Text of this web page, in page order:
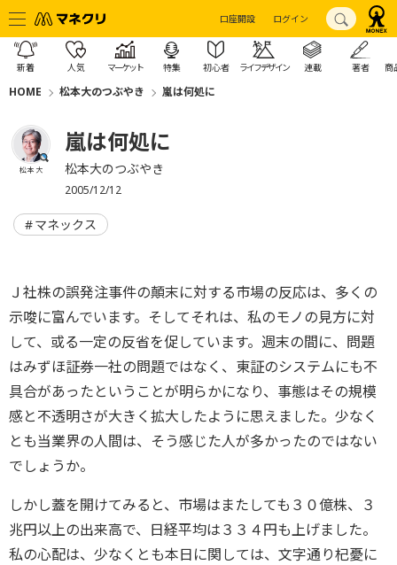
口座開設 ログイン
新着 人気 マーケット 特集 初心者 ライフデザイン 連載 著者 商
HOME 松本大のつぶやき 嵐は何処に
松本 大
嵐は何処に
松本大のつぶやき
2005/12/12
マネックス
Ｊ社株の誤発注事件の顛末に対する市場の反応は、多くの
示唆に富んでいます。そしてそれは、私のモノの見方に対
して、或る一定の反省を促しています。週末の間に、問題
はみずほ証券一社の問題ではなく、東証のシステムにも不
具合があったということが明らかになり、事態はその規模
感と不透明さが大きく拡大したように思えました。少なく
とも当業界の人間は、そう感じた人が多かったのではない
でしょうか。
しかし蓋を開けてみると、市場はまたしても３０億株、３
兆円以上の出来高で、日経平均は３３４円も上げました。
私の心配は、少なくとも本日に関しては、文字通り杞憂に